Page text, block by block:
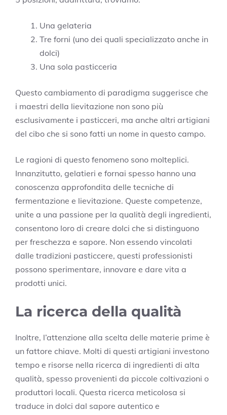
Una gelateria
Tre forni (uno dei quali specializzato anche in
dolci)
Una sola pasticceria
Questo cambiamento di paradigma suggerisce che
i maestri della lievitazione non sono più
esclusivamente i pasticceri, ma anche altri artigiani
del cibo che si sono fatti un nome in questo campo.
Le ragioni di questo fenomeno sono molteplici.
Innanzitutto, gelatieri e fornai spesso hanno una
conoscenza approfondita delle tecniche di
fermentazione e lievitazione. Queste competenze,
unite a una passione per la qualità degli ingredienti,
consentono loro di creare dolci che si distinguono
per freschezza e sapore. Non essendo vincolati
dalle tradizioni pasticcere, questi professionisti
possono sperimentare, innovare e dare vita a
prodotti unici.
La ricerca della qualità
Inoltre, l’attenzione alla scelta delle materie prime è
un fattore chiave. Molti di questi artigiani investono
tempo e risorse nella ricerca di ingredienti di alta
qualità, spesso provenienti da piccole coltivazioni o
produttori locali. Questa ricerca meticolosa si
traduce in dolci dal sapore autentico e